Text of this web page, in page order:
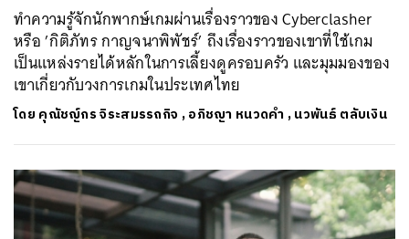
ทำความรู้จักนักพากษ์เกมผ่านเรื่องราวของ Cyberclasher
หรือ ’กิติภัทร กาญจนาพิพัชร์’ ถึงเรื่องราวของเขาที่ใช้เกม
เป็นแหล่งรายได้หลักในการเลี้ยงดูครอบครัว และมุมมองของ
เขาเกี่ยวกับวงการเกมในประเทศไทย
โดย คุณัชญ์กร จิระสมรรถกิจ ,อภิชญา หนวดคำ ,นวพันธ์ ตลับเงิน